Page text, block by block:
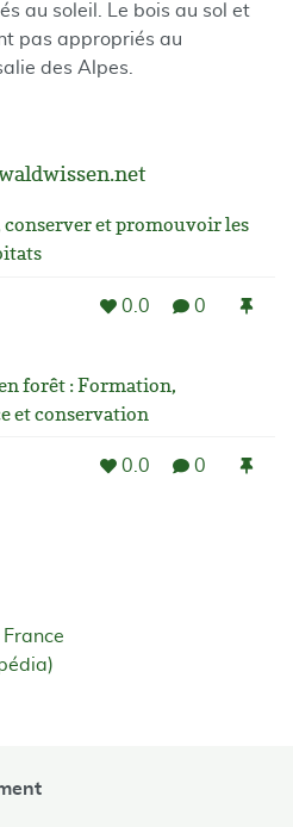
au soleil. Le bois au sol et
pas appropriés au
des Alpes.
et promouvoir les
0.0 0
forêt : Formation,
et conservation
0.0 0
France